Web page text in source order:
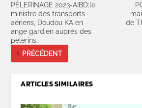
PÈLERINAGE 2023-AIBD:le
ministre des transports
aériens, Doudou KA en
ange gardien auprès des
pèlerins.
PRÉCÉDENT
de
ARTICLES SIMILAIRES